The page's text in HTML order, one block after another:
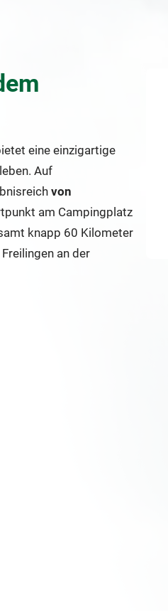
eine einzigartige
Auf
von
am Campingplatz
knapp 60 Kilometer
an der